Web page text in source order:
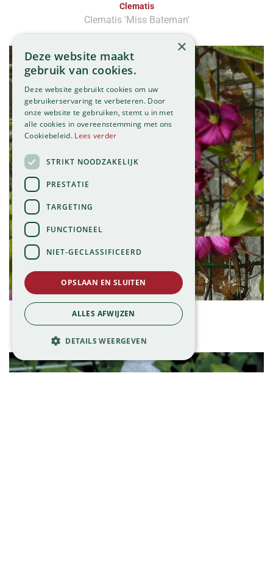
Clematis
Clematis 'Miss Bateman'
Clematis
Clematis 'Jackmanii'
×
Deze website maakt
gebruik van cookies.
Deze website gebruikt cookies om uw
gebruikerservaring te verbeteren. Door
onze website te gebruiken, stemt u in met
alle cookies in overeenstemming met ons
Cookiebeleid. Lees verder
STRIKT NOODZAKELIJK
PRESTATIE
TARGETING
FUNCTIONEEL
NIET-GECLASSIFICEERD
OPSLAAN EN SLUITEN
ALLES AFWIJZEN
DETAILS WEERGEVEN